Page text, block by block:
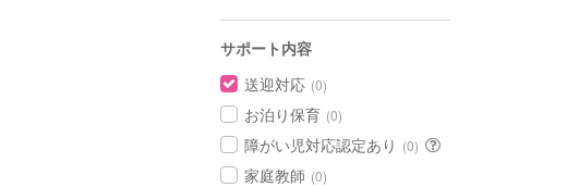
サポート内容
送迎対応 (0)
お泊り保育 (0)
障がい児対応認定あり (0)
家庭教師 (0)